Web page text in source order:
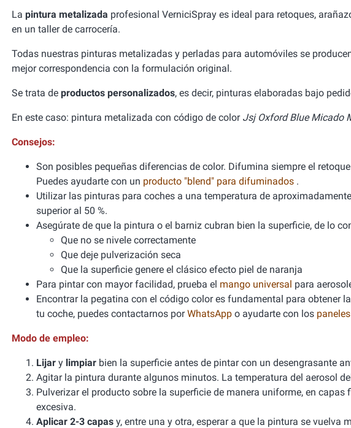
La pintura metalizada profesional VerniciSpray es ideal para retoques,
en un taller de carrocería.
Todas nuestras pinturas metalizadas y perladas para automóviles se
mejor correspondencia con la formulación original.
Se trata de productos personalizados, es decir, pinturas elaboradas bajo
En este caso: pintura metalizada con código de color Jsj Oxford Blue Micado
Consejos:
Son posibles pequeñas diferencias de color. Difumina siempre el
Puedes ayudarte con un producto "blend" para difuminados .
Utilizar las pinturas para coches a una temperatura de
superior al 50 %.
Asegúrate de que la pintura o el barniz cubran bien la superficie, de lo
Que no se nivele correctamente
Que deje pulverización seca
Que la superficie genere el clásico efecto piel de naranja
Para pintar con mayor facilidad, prueba el mango universal para
Encontrar la pegatina con el código color es fundamental para obtener
tu coche, puedes contactarnos porWhatsApp o ayudarte con los
Modo de empleo:
Lijar y limpiar bien la superficie antes de pintar con un desengrasante
Agitar la pintura durante algunos minutos. La temperatura del aerosol
Pulverizar el producto sobre la superficie de manera uniforme, en
excesiva.
Aplicar 2-3 capas y, entre una y otra, esperar a que la pintura se vuelva